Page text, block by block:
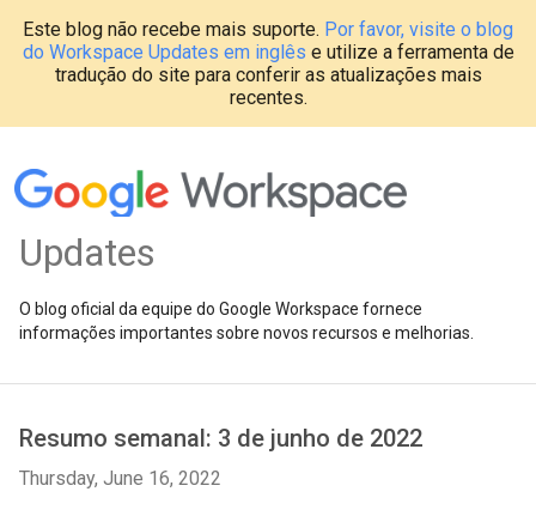
Este blog não recebe mais suporte. Por favor, visite o blog
do Workspace Updates em inglês e utilize a ferramenta de
tradução do site para conferir as atualizações mais
recentes.
Updates
O blog oficial da equipe do Google Workspace fornece
informações importantes sobre novos recursos e melhorias.
Resumo semanal: 3 de junho de 2022
Thursday, June 16, 2022